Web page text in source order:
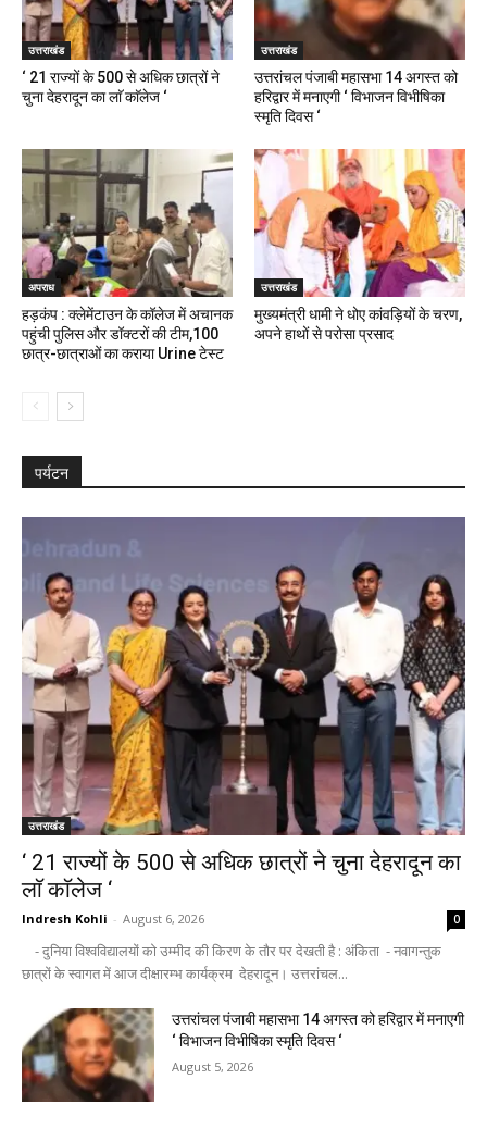
उत्तराखंड
‘ 21 राज्यों के 500 से अधिक छात्रों ने
चुना देहरादून का लाॅ काॅलेज ‘
उत्तराखंड
उत्तरांचल पंजाबी महासभा 14 अगस्त को
हरिद्वार में मनाएगी ‘ विभाजन विभीषिका
स्मृति दिवस ‘
अपराध
हड़कंप : क्लेमेंटाउन के कॉलेज में अचानक
पहुंची पुलिस और डॉक्टरों की टीम,100
छात्र-छात्राओं का कराया Urine टेस्ट
उत्तराखंड
मुख्यमंत्री धामी ने धोए कांवड़ियों के चरण,
अपने हाथों से परोसा प्रसाद
पर्यटन
उत्तराखंड
‘ 21 राज्यों के 500 से अधिक छात्रों ने चुना देहरादून का
लाॅ काॅलेज ‘
Indresh Kohli - August 6, 2026 0
- दुनिया विश्वविद्यालयों को उम्मीद की किरण के तौर पर देखती है : अंकिता - नवागन्तुक
छात्रों के स्वागत में आज दीक्षारम्भ कार्यक्रम देहरादून। उत्तरांचल...
उत्तरांचल पंजाबी महासभा 14 अगस्त को हरिद्वार में मनाएगी
‘ विभाजन विभीषिका स्मृति दिवस ‘
August 5, 2026